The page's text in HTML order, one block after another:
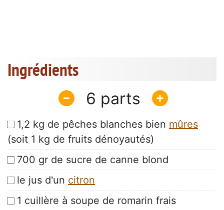
Ingrédients
6
1,2 kg de pêches blanches bien mûres
(soit 1 kg de fruits dénoyautés)
700 gr de sucre de canne blond
le jus d'un citron
1 cuillère à soupe de romarin frais